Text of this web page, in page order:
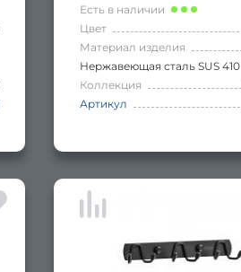
хромированная
Есть в наличии
Цвет
Материал изделия
Нержавеющая сталь SUS 410
Коллекция
Артикул